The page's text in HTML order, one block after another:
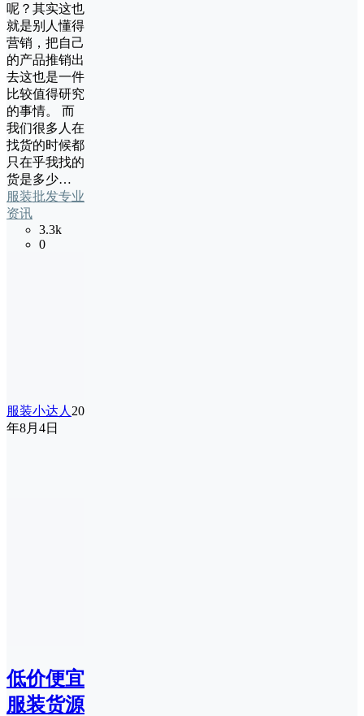
呢？其实这也
就是别人懂得
营销，把自己
的产品推销出
去这也是一件
比较值得研究
的事情。 而
我们很多人在
找货的时候都
只在乎我找的
货是多少…
服装批发专业
资讯
3.3k
0
服装小达人 20
年8月4日
低价便宜
服装货源